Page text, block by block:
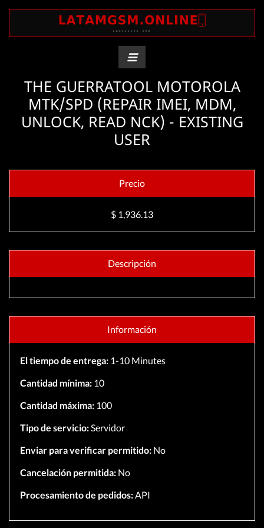
THE GUERRATOOL MOTOROLA
MTK/SPD (REPAIR IMEI, MDM,
UNLOCK, READ NCK) - EXISTING
USER
Precio
$ 1,936.13
Descripción
Información
El tiempo de entrega:1-10 Minutes
Cantidad mínima:10
Cantidad máxima:100
Tipo de servicio:Servidor
Enviar para verificar permitido:No
Cancelación permitida:No
Procesamiento de pedidos:API